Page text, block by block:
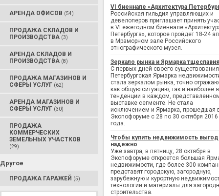
АРЕНДА ОФИСОВ (54)
ПРОДАЖА СКЛАДОВ И
ПРОИЗВОДСТВА (3)
АРЕНДА СКЛАДОВ И
ПРОИЗВОДСТВА (8)
ПРОДАЖА МАГАЗИНОВ И
СФЕРЫ УСЛУГ (62)
АРЕНДА МАГАЗИНОВ И
СФЕРЫ УСЛУГ (30)
ПРОДАЖА
КОММЕРЧЕСКИХ
ЗЕМЕЛЬНЫХ УЧАСТКОВ
(29)
Другое
ПРОДАЖА ГАРАЖЕЙ (5)
VI биеннале «Архитектура
Российская гильдия управляющих и
девелоперов приглашает принять
в VI ежегодном биеннале
Петербурга», которое пройдет 18-24
в Мраморном зале Российского
этнографического музея.
Зеркало рынка и Ярмарка тщеславия
С первых дней своего существования
Петербургская Ярмарка
стала зеркалом рынка, точно
как общую ситуацию, так и наиболее
тенденции в каждом,
выставке сегменте. Не стала
исключением и Ярмарка, прошедшая
Экспофоруме с 28 по 30 октября 2016
года.
Чтобы купить недвижимость
надежно
Уже завтра, в пятницу, 28 октября в
Экспофоруме откроется большая
недвижимости, где более 300
представят городскую, загородную,
зарубежную и курортную
технологии и материалы для
строительства.